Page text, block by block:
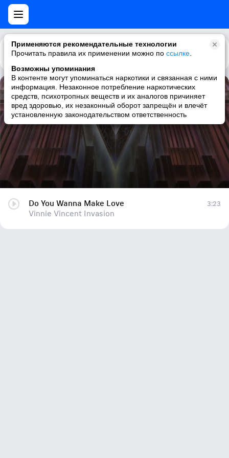
Применяются рекомендательные технологии
Прочитать правила их применении можно по ссылке
Возможны упоминания
В контенте могут упоминаться наркотики и связанная с ними
информация. Незаконное потребление наркотических
средств, психотропных веществ и их аналогов причиняет
вред здоровью, их незаконный оборот запрещён и влечёт
установленную законодательством ответственность
Каталог Рекомендации
Do You Wanna Make Love
Vinnie Vincent Invasion
Do You Wanna Make Love
Vinnie Vincent Invasion
3:23